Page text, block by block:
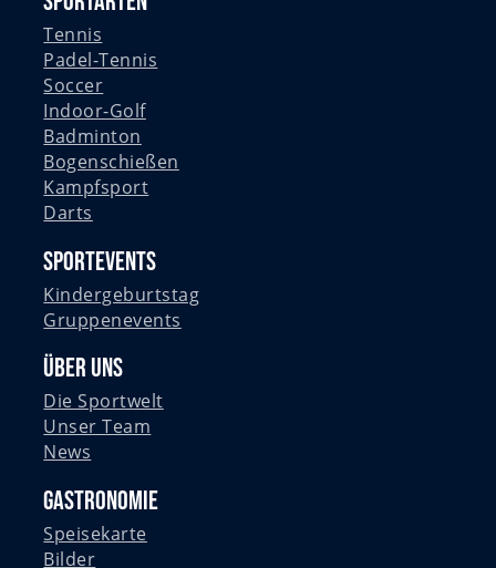
Tennis
Padel-Tennis
Soccer
Indoor-Golf
Badminton
Bogenschießen
Kampfsport
Darts
Sportevents
Kindergeburtstag
Gruppenevents
Über uns
Die Sportwelt
Unser Team
News
Gastronomie
Speisekarte
Bilder